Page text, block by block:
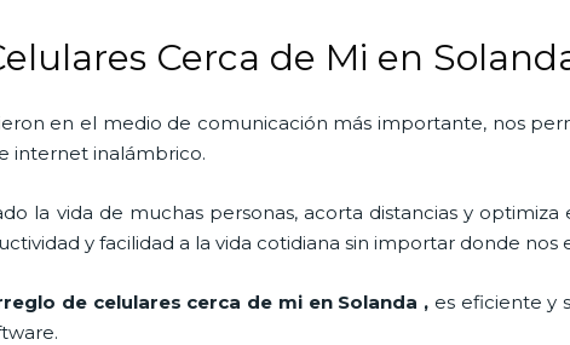
Cerca de Mi en
en el medio de comunicación más importante, nos
internet inalámbrico.
la vida de muchas personas, acorta distancias y
y facilidad a la vida cotidiana sin importar donde nos
de celulares cerca de mi en Solanda , es eficiente y